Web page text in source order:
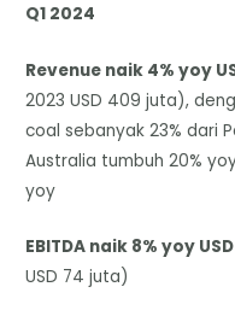
Q1 2024
Revenue naik 4% yoy
2023 USD 409 juta),
coal sebanyak 23% dari
Australia tumbuh 20%
yoy
EBITDA naik 8% yoy
USD 74 juta)